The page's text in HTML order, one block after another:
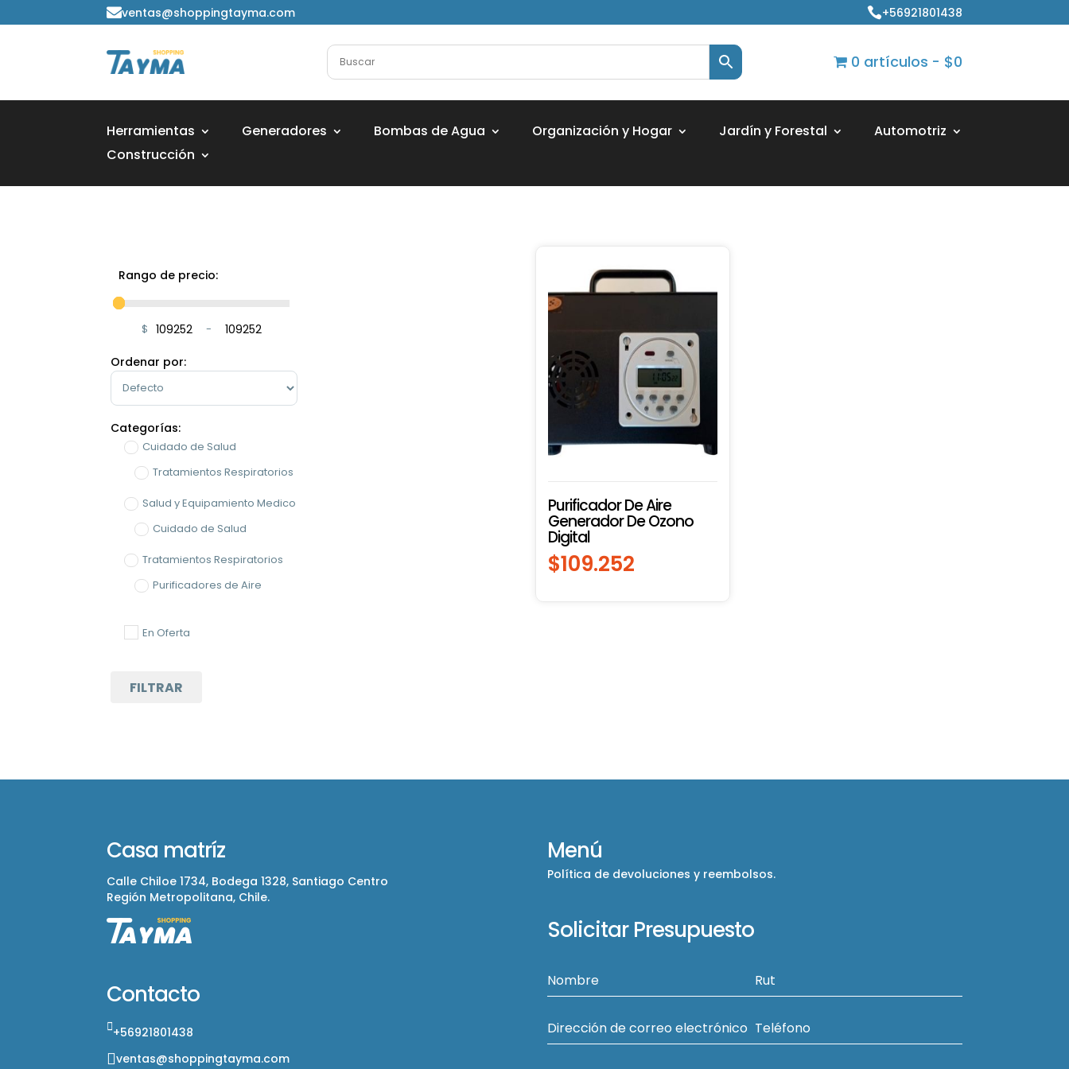
ventas@shoppingtayma.com +56921801438
0 artículos $0
Herramientas Generadores Bombas de Agua Organización y Hogar Jardín y Forestal
Automotriz
Construcción
Rango de precio:
$ Minimum Price
-
Maximum Price
Ordenar por:
Sort Products
Categorías:
Cuidado de Salud
Tratamientos Respiratorios
Salud y Equipamiento Medico
Cuidado de Salud
Tratamientos Respiratorios
Purificadores de Aire
En Oferta
FILTRAR
Purificador De Aire
Generador De Ozono
Digital
$109.252
Casa matríz
Calle Chiloe 1734, Bodega 1328, Santiago Centro
Región Metropolitana, Chile.
Contacto
+56921801438
ventas@shoppingtayma.com
Menú
Política de devoluciones y reembolsos.
Solicitar Presupuesto
Nombre Rut
Dirección de correo electrónico Teléfono